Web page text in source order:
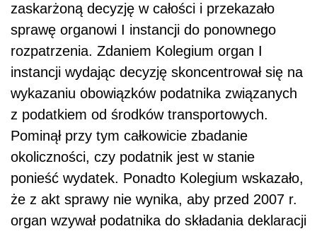
zaskarżoną decyzję w całości i przekazało
sprawę organowi I instancji do ponownego
rozpatrzenia. Zdaniem Kolegium organ I
instancji wydając decyzję skoncentrował się na
wykazaniu obowiązków podatnika związanych
z podatkiem od środków transportowych.
Pominął przy tym całkowicie zbadanie
okoliczności, czy podatnik jest w stanie
ponieść wydatek. Ponadto Kolegium wskazało,
że z akt sprawy nie wynika, aby przed 2007 r.
organ wzywał podatnika do składania deklaracji